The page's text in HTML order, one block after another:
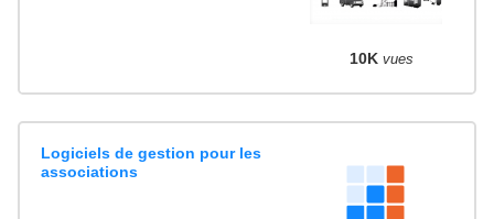
10K vues
Logiciels de gestion pour les
associations